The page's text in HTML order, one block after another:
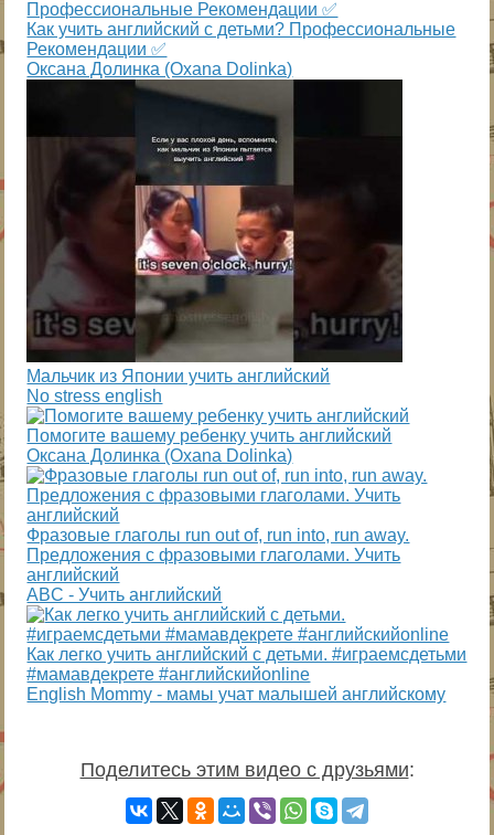
Как учить английский с детьми? Профессиональные
Рекомендации ✅
Оксана Долинка (Oxana Dolinka)
Мальчик из Японии учить английский
No stress english
Помогите вашему ребенку учить английский
Оксана Долинка (Oxana Dolinka)
Фразовые глаголы run out of, run into, run away.
Предложения с фразовыми глаголами. Учить
английский
ABC - Учить английский
Как легко учить английский с детьми. #играемсдетьми
#мамавдекрете #английскийonline
English Mommy - мамы учат малышей английскому
Поделитесь этим видео с друзьями: